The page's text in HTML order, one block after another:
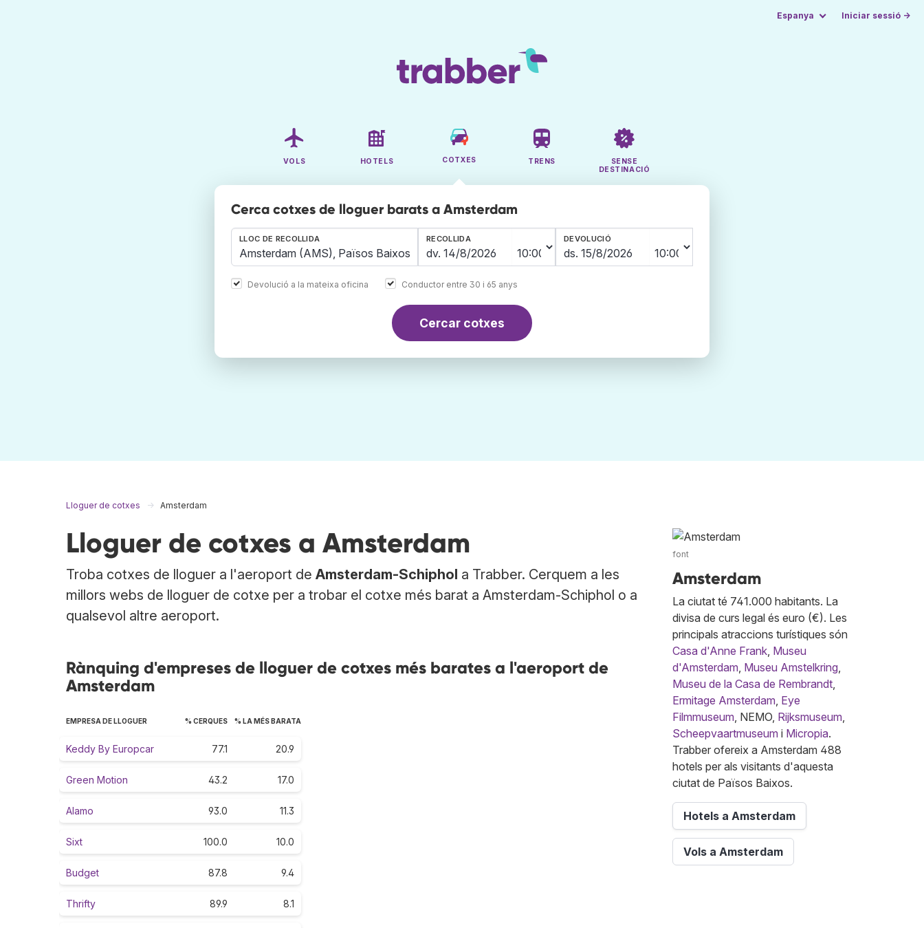
Espanya Iniciar sessió →
VOLS HOTELS COTXES TRENS
SENSE
DESTINACIÓ
Cerca cotxes de lloguer barats a Amsterdam
LLOC DE RECOLLIDA RECOLLIDA DEVOLUCIÓ
Devolució a la mateixa oficina Conductor entre 30 i 65 anys
Cercar cotxes
Lloguer de cotxes Amsterdam
Lloguer de cotxes a Amsterdam
Troba cotxes de lloguer a l'aeroport de Amsterdam-Schiphol a Trabber. Cerquem a les
millors webs de lloguer de cotxe per a trobar el cotxe més barat a Amsterdam-Schiphol o a
qualsevol altre aeroport.
Rànquing d'empreses de lloguer de cotxes més barates a l'aeroport de
Amsterdam
EMPRESA DE LLOGUER % CERQUES % LA MÉS BARATA
Keddy By Europcar 77.1 20.9
Green Motion 43.2 17.0
Alamo 93.0 11.3
Sixt 100.0 10.0
Budget 87.8 9.4
Thrifty 89.9 8.1
font
Amsterdam
La ciutat té 741.000 habitants. La
divisa de curs legal és euro (€). Les
principals atraccions turístiques són
Casa d'Anne Frank, Museu
d'Amsterdam, Museu Amstelkring,
Museu de la Casa de Rembrandt,
Ermitage Amsterdam, Eye
Filmmuseum, NEMO, Rijksmuseum,
Scheepvaartmuseum i Micropia.
Trabber ofereix a Amsterdam 488
hotels per als visitants d'aquesta
ciutat de Països Baixos.
Hotels a Amsterdam
Vols a Amsterdam